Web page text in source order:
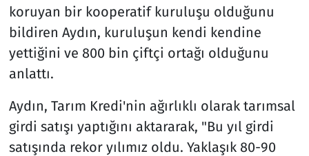
koruyan bir kooperatif kuruluşu olduğunu
bildiren Aydın, kuruluşun kendi kendine
yettiğini ve 800 bin çiftçi ortağı olduğunu
anlattı.
Aydın, Tarım Kredi'nin ağırlıklı olarak tarımsal
girdi satışı yaptığını aktararak, "Bu yıl girdi
satışında rekor yılımız oldu. Yaklaşık 80-90